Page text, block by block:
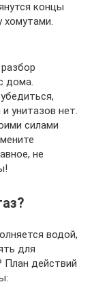
концы
хомутами.
дома.
унитазов нет.
силами
не
водой,
для
План действий